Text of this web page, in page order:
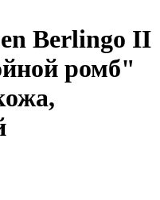
Berlingo II
ромб"